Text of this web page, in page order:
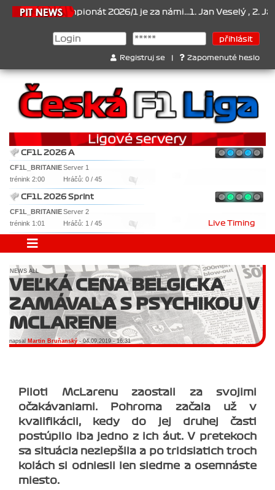
Šampionát 2026/1 je za námi...1. Jan Veselý , 2. Jan
Registruj se Zapomenuté heslo
CF1L 2026 A
CF1L_BRITANIEServer 1
trénink 2:00
Hráčů: 0 / 45
CF1L 2026 Sprint
CF1L_BRITANIEServer 2
trénink 1:01
Hráčů: 1 / 45 Live Timing
NEWS ALL
VEĽKÁ CENA BELGICKA
ZAMÁVALA S PSYCHIKOU V
MCLARENE
napsal Martin Bruňanský- 04.09.2019 - 16:31
Piloti McLarenu zaostali za svojimi
očakávaniami. Pohroma začala už v
kvalifikácii, kedy do jej druhej časti
postúpilo iba jedno z ich áut. V pretekoch
sa situácia nezlepšila a po tridsiatich troch
kolách si odniesli len siedme a osemnáste
miesto.